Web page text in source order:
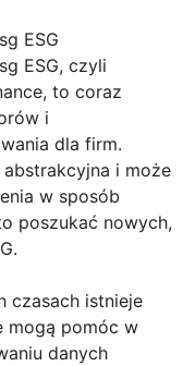
ESG
ESG, czyli
to coraz
i
dla firm.
abstrakcyjna i może
w sposób
poszukać nowych,
czasach istnieje
mogą pomóc w
danych